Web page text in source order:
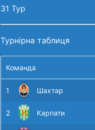
31 Тур
Турнірна таблиця
Команда
1 Шахтар
2 Карпати